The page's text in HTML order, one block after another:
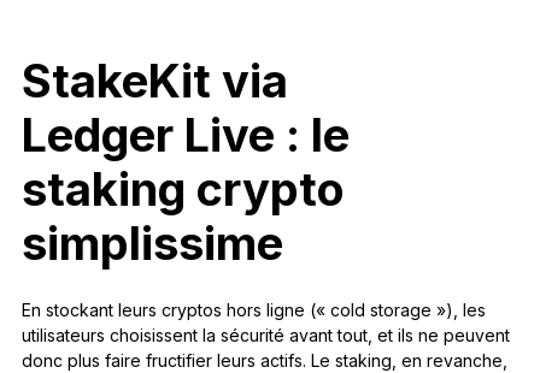
StakeKit via
Ledger Live : le
staking crypto
simplissime
En stockant leurs cryptos hors ligne (« cold storage »), les
utilisateurs choisissent la sécurité avant tout, et ils ne peuvent
donc plus faire fructifier leurs actifs. Le staking, en revanche,